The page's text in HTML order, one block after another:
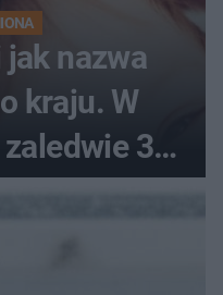
nazwa
kraju. W
3